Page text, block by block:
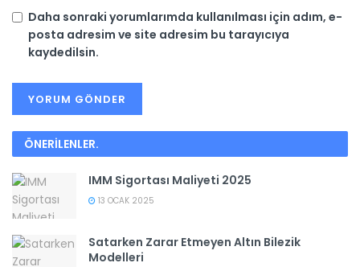
Daha sonraki yorumlarımda kullanılması için adım, e-
posta adresim ve site adresim bu tarayıcıya
kaydedilsin.
ÖNERİLENLER.
IMM Sigortası Maliyeti 2025
13 OCAK 2025
Satarken Zarar Etmeyen Altın Bilezik
Modelleri